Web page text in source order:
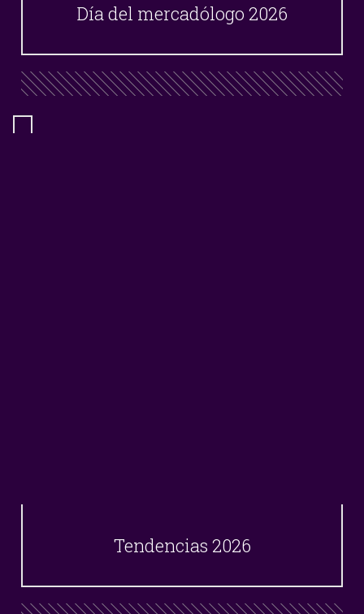
Día del mercadólogo 2026
Tendencias 2026